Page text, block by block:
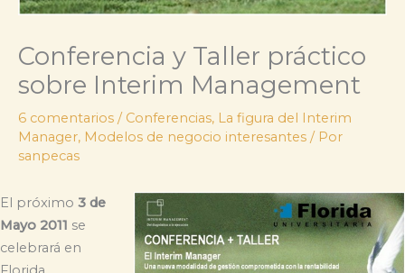
Conferencia y Taller práctico
sobre Interim Management
6 comentarios / Conferencias, La figura del Interim
Manager, Modelos de negocio interesantes / Por
sanpecas
El próximo 3 de
Mayo 2011 se
celebrará en